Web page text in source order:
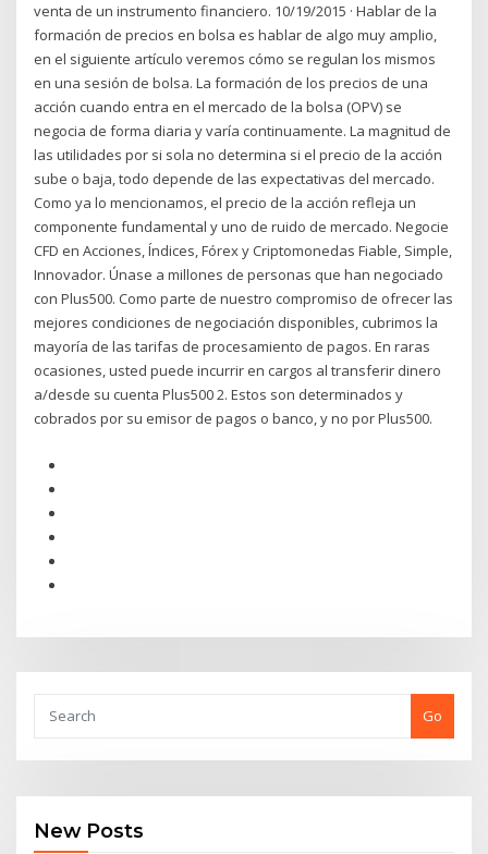
venta de un instrumento financiero. 10/19/2015 · Hablar de la
formación de precios en bolsa es hablar de algo muy amplio,
en el siguiente artículo veremos cómo se regulan los mismos
en una sesión de bolsa. La formación de los precios de una
acción cuando entra en el mercado de la bolsa (OPV) se
negocia de forma diaria y varía continuamente. La magnitud de
las utilidades por si sola no determina si el precio de la acción
sube o baja, todo depende de las expectativas del mercado.
Como ya lo mencionamos, el precio de la acción refleja un
componente fundamental y uno de ruido de mercado. Negocie
CFD en Acciones, Índices, Fórex y Criptomonedas Fiable, Simple,
Innovador. Únase a millones de personas que han negociado
con Plus500. Como parte de nuestro compromiso de ofrecer las
mejores condiciones de negociación disponibles, cubrimos la
mayoría de las tarifas de procesamiento de pagos. En raras
ocasiones, usted puede incurrir en cargos al transferir dinero
a/desde su cuenta Plus500 2. Estos son determinados y
cobrados por su emisor de pagos o banco, y no por Plus500.
Go
New Posts